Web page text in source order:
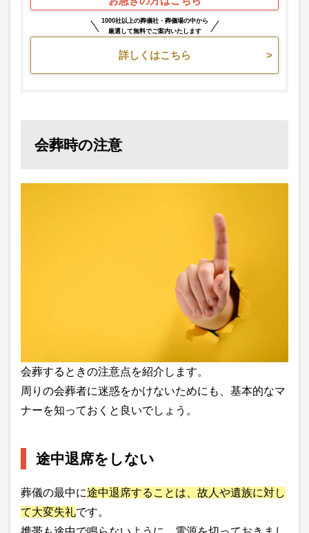
1000社以上の葬儀社・葬儀場の中から
厳選して無料でご案内いたします
詳しくはこちら
会葬時の注意
会葬するときの注意点を紹介します。
周りの会葬者に迷惑をかけないためにも、基本的なマ
ナーを知っておくと良いでしょう。
途中退席をしない
葬儀の最中に途中退席することは、故人や遺族に対し
て大変失礼です。